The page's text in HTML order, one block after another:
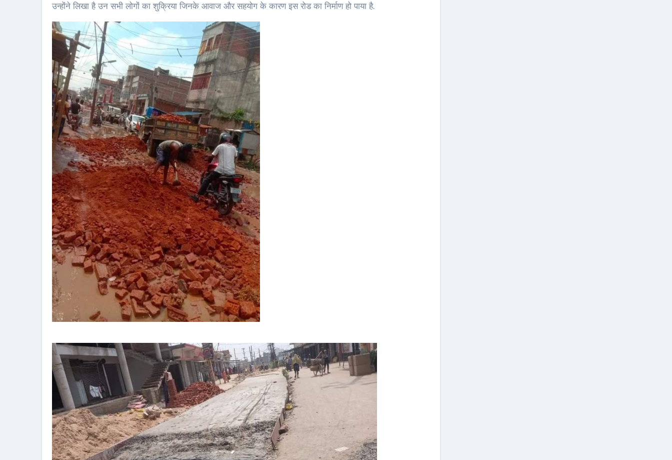
उन्होंने लिखा है उन सभी लोगों का शुक्रिया जिनके आवाज और सहयोग के कारण इस रोड का निर्माण हो पाया है.